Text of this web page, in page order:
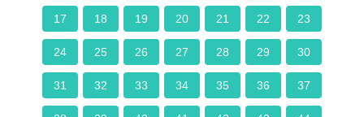
17 18 19 20 21 22 23
24 25 26 27 28 29 30
31 32 33 34 35 36 37